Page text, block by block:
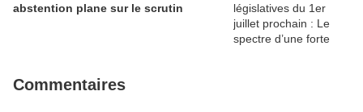
abstention plane sur le scrutin
Commentaires